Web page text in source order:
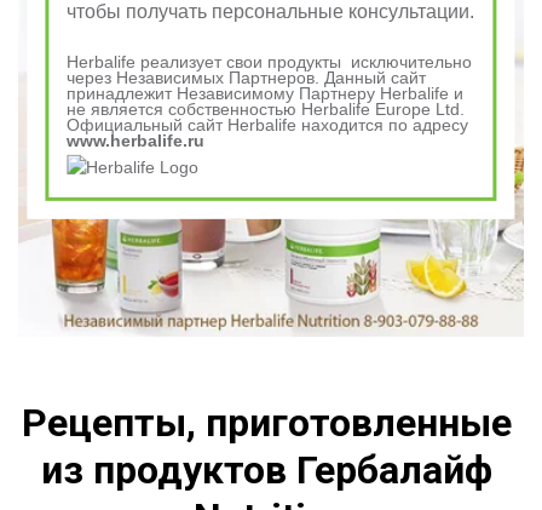
Рецепты, приготовленные
из продуктов Гербалайф
чтобы получать персональные консультации.
Herbalife реализует свои продукты исключительно
через Независимых Партнеров. Данный сайт
принадлежит Независимому Партнеру Herbalife и
не является собственностью Herbalife Europe Ltd.
Официальный сайт Herbalife находится по адресу
www.herbalife.ru